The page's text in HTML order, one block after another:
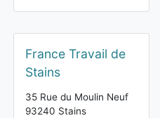
France Travail de
Stains
35 Rue du Moulin Neuf
93240 Stains